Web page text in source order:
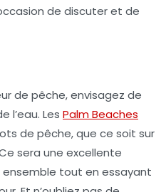
de discuter et de
de pêche, envisagez de
l’eau. Les Palm Beaches
de pêche, que ce soit sur
sera une excellente
tout en essayant